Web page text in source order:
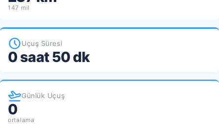
147 mil
Uçuş Süresi
0 saat 50 dk
Günlük Uçuş
0
ortalama